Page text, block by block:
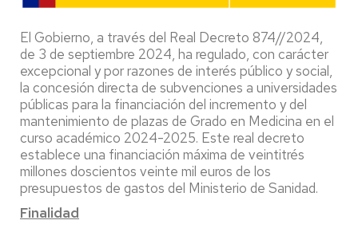
El Gobierno, a través del Real Decreto 874//2024,
de 3 de septiembre 2024, ha regulado, con carácter
excepcional y por razones de interés público y social,
la concesión directa de subvenciones a universidades
públicas para la financiación del incremento y del
mantenimiento de plazas de Grado en Medicina en el
curso académico 2024-2025. Este real decreto
establece una financiación máxima de veintitrés
millones doscientos veinte mil euros de los
presupuestos de gastos del Ministerio de Sanidad.
Finalidad